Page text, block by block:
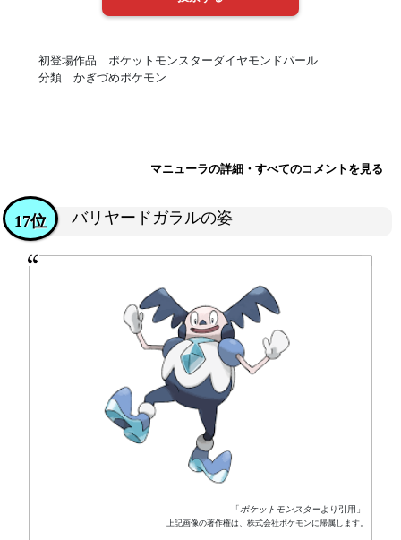
初登場作品 ポケットモンスターダイヤモンドパール
分類 かぎづめポケモン
マニューラの詳細・すべてのコメントを見る
バリヤードガラルの姿
17位
「ポケットモンスターより引用」
上記画像の著作権は、株式会社ポケモンに帰属します。